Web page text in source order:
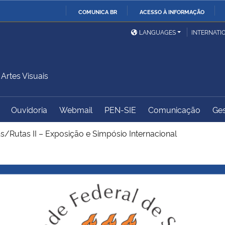
COMUNICA BR ACESSO À INFORMAÇÃO
Ministério da Defesa
Ministério das Relações
Exteriores
Ministério do
Desenvolvimento Regional
Controladoria-Geral da
União
LANGUAGES
Visuais
Ouvidoria Webmail PEN-SIE Comunicação
Rutas II – Exposição e Simpósio Internacional